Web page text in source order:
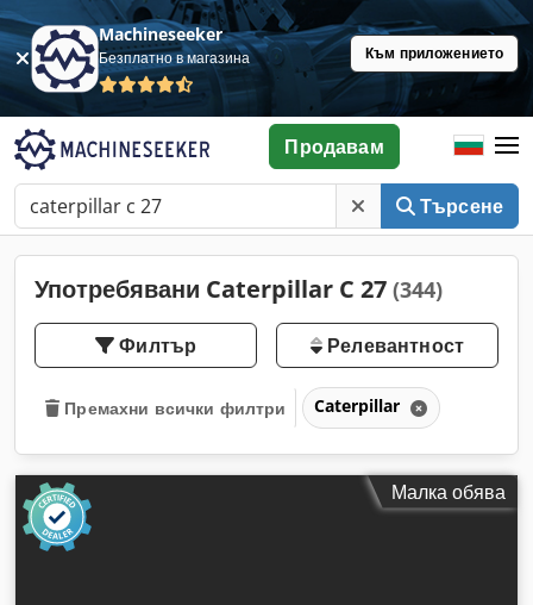
Machineseeker
Безплатно в магазина Към приложението
Търсене
Продавам
Употребявани Caterpillar C 27 (344)
Филтър Релевантност
Премахни всички филтри Caterpillar
Малка обява